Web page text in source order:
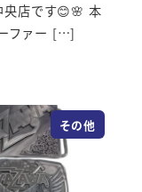
央店です😊🌸 本
ファー […]
その他